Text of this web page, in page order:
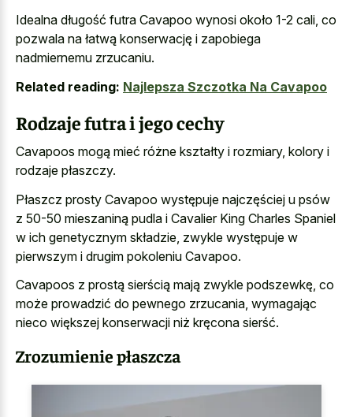
Idealna długość futra Cavapoo wynosi około 1-2 cali, co
pozwala na łatwą konserwację i zapobiega
nadmiernemu zrzucaniu.
Related reading: Najlepsza Szczotka Na Cavapoo
Rodzaje futra i jego cechy
Cavapoos mogą mieć różne kształty i rozmiary, kolory i
rodzaje płaszczy.
Płaszcz prosty Cavapoo występuje najczęściej u psów
z 50-50 mieszaniną pudla i Cavalier King Charles Spaniel
w ich genetycznym składzie, zwykle występuje w
pierwszym i drugim pokoleniu Cavapoo.
Cavapoos z prostą sierścią mają zwykle podszewkę, co
może prowadzić do pewnego zrzucania, wymagając
nieco większej konserwacji niż kręcona sierść.
Zrozumienie płaszcza